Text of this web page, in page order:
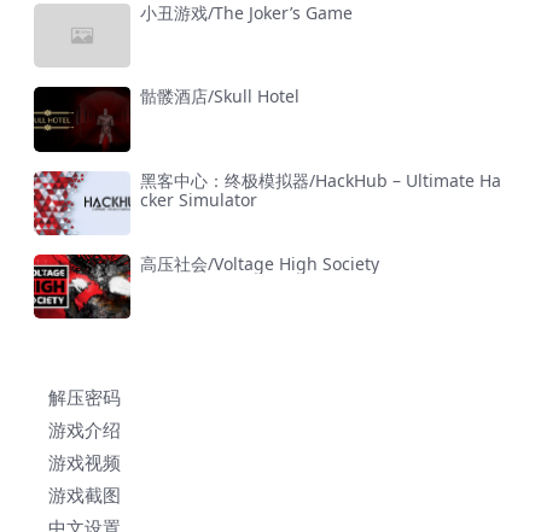
小丑游戏/The Joker’s Game
骷髅酒店/Skull Hotel
黑客中心：终极模拟器/HackHub – Ultimate Ha
cker Simulator
高压社会/Voltage High Society
解压密码
游戏介绍
游戏视频
游戏截图